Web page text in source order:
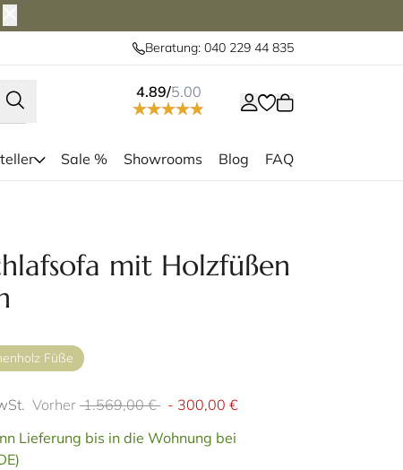
Beratung: 040 229 44 835
4.89/5.00
Sale % Showrooms Blog FAQ
mit Holzfüßen
Füße
Vorher 1.569,00 € - 300,00 €
Lieferung bis in die Wohnung bei